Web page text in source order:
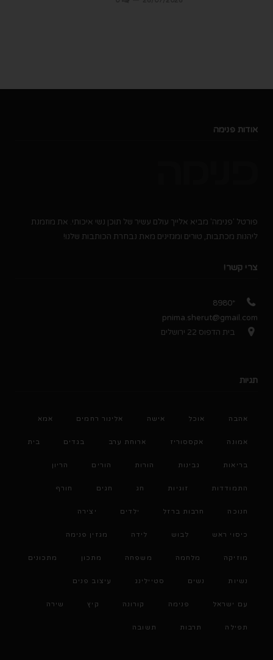
אודות פנימה
פורטל 'פנימה' מביא אלייך עולם עשיר של תוכן נשי איכותי. את מוזמנת
ליהנות מכתבות, טורים ומגזינים מאת נבחרת הכותבות שלנו!
צרי קשר!
*8980
pnima.sherut@gmail.com
בית הדפוס 22 ירושלים
תגיות
אהבה אוכל אישה אלינור רחמים אמא
אמונה אקססוריז ארוחת ערב בגדים בית
בריאות גבינות הורות הורים הריון
התמודדות זוגיות חג חגים חורף
חנוכה חרבות ברזל ילדים יצירה
כיסוי ראש לבוש לידה מגזין פנימה
מוזיקה מלחמה משפחה מתכון מתכונים
נשיות נשים סטיילינג עיצוב פנים
עם ישראל פנימה קורונה קיץ שירה
תפילה תרבות תשובה